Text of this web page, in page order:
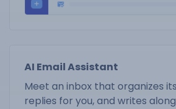
AI Email Assistant
Meet an inbox that organizes
replies for you, and writes